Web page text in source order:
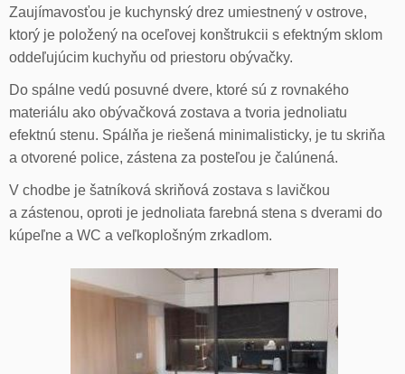
Zaujímavosťou je kuchynský drez umiestnený v ostrove,
ktorý je položený na oceľovej konštrukcii s efektným sklom
oddeľujúcim kuchyňu od priestoru obývačky.
Do spálne vedú posuvné dvere, ktoré sú z rovnakého
materiálu ako obývačková zostava a tvoria jednoliatu
efektnú stenu. Spálňa je riešená minimalisticky, je tu skriňa
a otvorené police, zástena za posteľou je čalúnená.
V chodbe je šatníková skriňová zostava s lavičkou
a zástenou, oproti je jednoliata farebná stena s dverami do
kúpeľne a WC a veľkoplošným zrkadlom.